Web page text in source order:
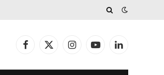
Facebook
X
InstagramYouTubeLinkedIn